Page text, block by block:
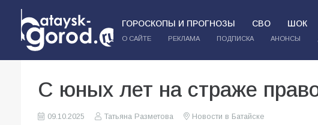
ГОРОСКОПЫ И ПРОГНОЗЫ СВО ШОК
О САЙТЕ РЕКЛАМА ПОДПИСКА АНОНСЫ
С юных лет на страже
09.10.2025 Татьяна Разметова Новости в Батайске